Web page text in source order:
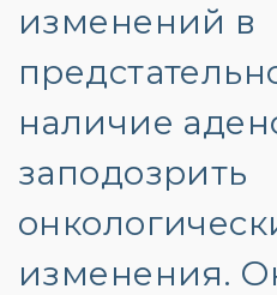
изменений в
наличие
заподозрить
изменения.